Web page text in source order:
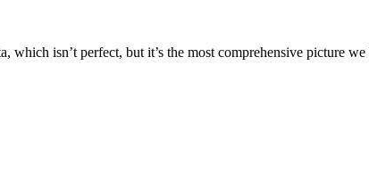
which isn’t perfect, but it’s the most comprehensive picture